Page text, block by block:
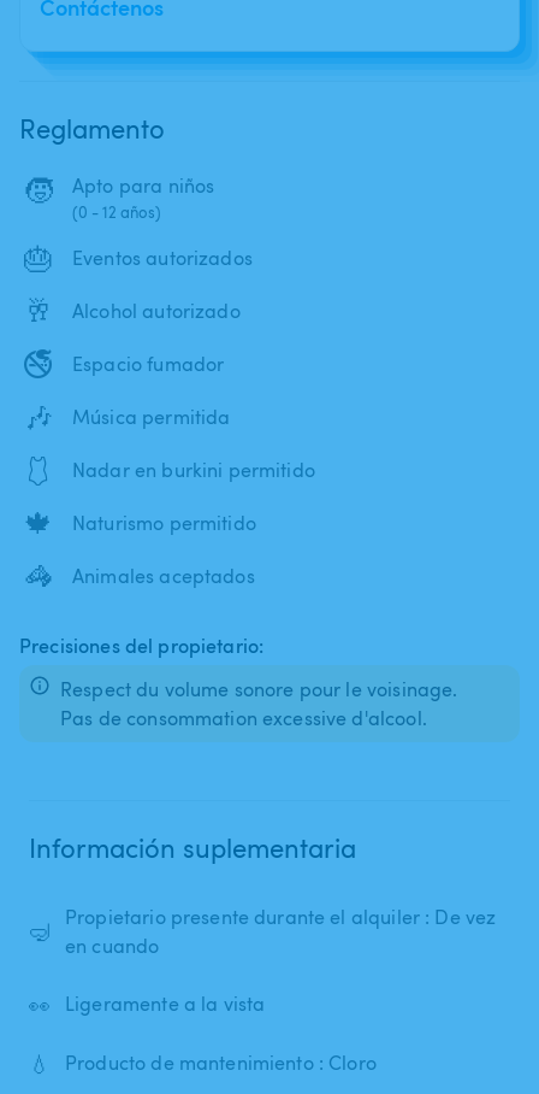
Contáctenos
Reglamento
🧒 Apto para niños
(0 - 12 años)
🎂 Eventos autorizados
🥂 Alcohol autorizado
🚭 Espacio fumador
🎶 Música permitida
🩱 Nadar en burkini permitido
🍁 Naturismo permitido
🦓 Animales aceptados
Precisiones del propietario:
Respect du volume sonore pour le voisinage.
Pas de consommation excessive d'alcool.
Información suplementaria
🤿
Propietario presente durante el alquiler : De vez
en cuando
👀 Ligeramente a la vista
💧 Producto de mantenimiento : Cloro